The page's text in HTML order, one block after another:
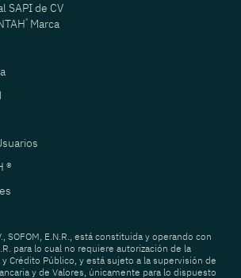
SAPI de CV
® Marca
®
SOFOM, E.N.R., está constituida y operando con
para lo cual no requiere autorización de la
Crédito Público, y está sujeto a la supervisión de
y de Valores, únicamente para lo dispuesto